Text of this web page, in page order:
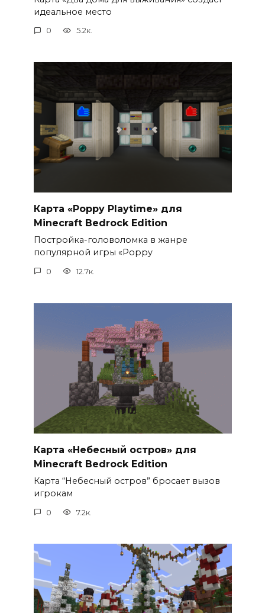
идеальное место
0 5.2к.
Карта «Poppy Playtime» для
Minecraft Bedrock Edition
Постройка-головоломка в жанре
популярной игры «Poppy
0 12.7к.
Карта «Небесный остров» для
Minecraft Bedrock Edition
Карта “Небесный остров” бросает вызов
игрокам
0 7.2к.